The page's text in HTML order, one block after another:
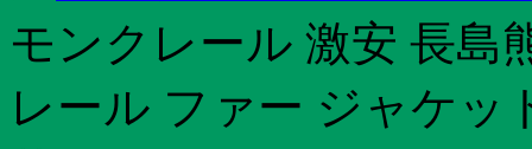
モンクレール 激安 長島
レール ファー ジャケッ